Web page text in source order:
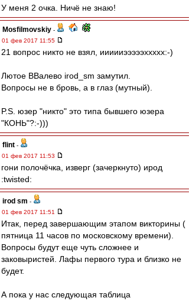
У меня 2 очка. Ничё не знаю!
Mosfilmovskiy -
01 фев 2017 11:55
21 вопрос никто не взял, иииииэээээххххх:-)
Лютое ВВалево irod_sm замутил.
Вопросы не в бровь, а в глаз (мутный).
P.S. юзер "никто" это типа бывшего юзера
"КОНЬ"?:-)))
flint -
01 фев 2017 11:53
гони полочёчка, изверг (зачеркнуто) ирод
:twisted:
irod sm -
01 фев 2017 11:51
Итак, перед завершающим этапом викторины (
пятница 11 часов по московскому времени).
Вопросы будут еще чуть сложнее и
заковыристей. Лафы первого тура и близко не
будет.
А пока у нас следующая таблица